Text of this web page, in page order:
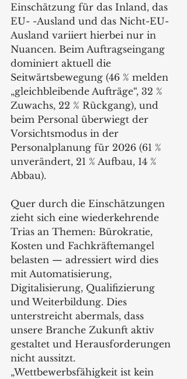
Einschätzung für das Inland, das
EU- -Ausland und das Nicht-EU-
Ausland variiert hierbei nur in
Nuancen. Beim Auftragseingang
dominiert aktuell die
Seitwärtsbewegung (46 % melden
„gleichbleibende Aufträge“, 32 %
Zuwachs, 22 % Rückgang), und
beim Personal überwiegt der
Vorsichtsmodus in der
Personalplanung für 2026 (61 %
unverändert, 21 % Aufbau, 14 %
Abbau).
Quer durch die Einschätzungen
zieht sich eine wiederkehrende
Trias an Themen: Bürokratie,
Kosten und Fachkräftemangel
belasten — adressiert wird dies
mit Automatisierung,
Digitalisierung, Qualifizierung
und Weiterbildung. Dies
unterstreicht abermals, dass
unsere Branche Zukunft aktiv
gestaltet und Herausforderungen
nicht aussitzt.
„Wettbewerbsfähigkeit ist kein